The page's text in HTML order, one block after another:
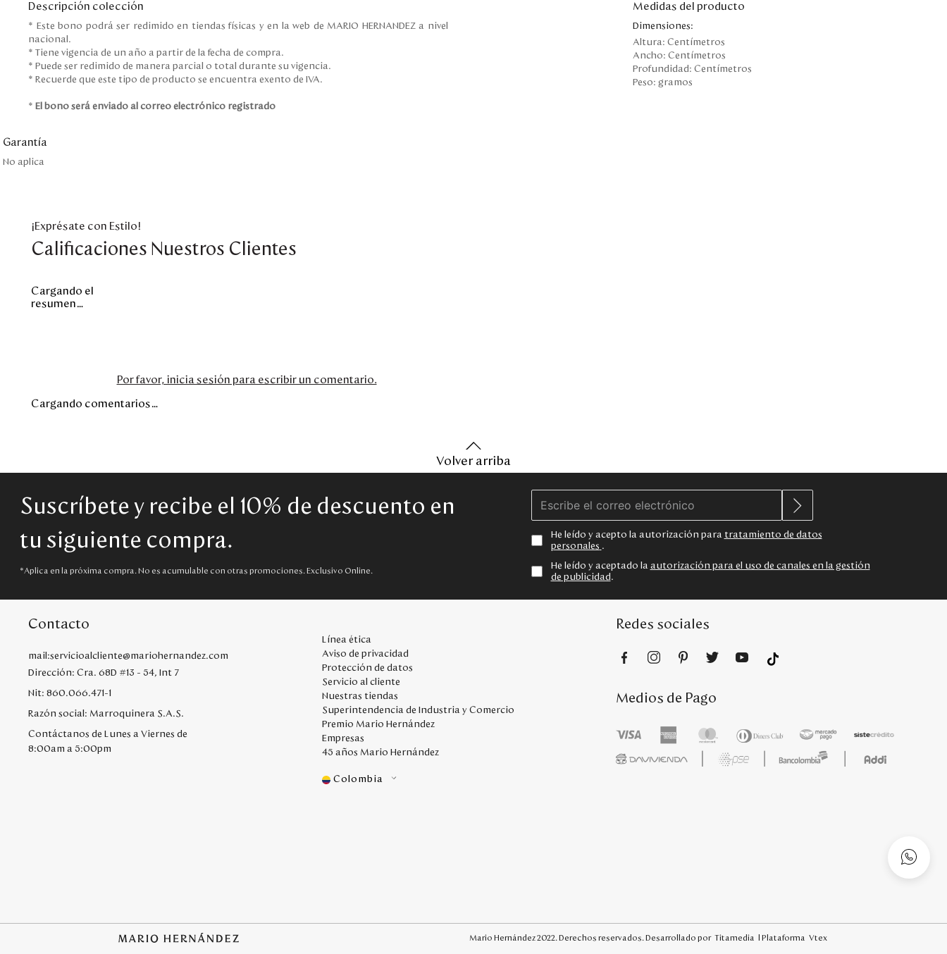
Descripción colección
* Este bono podrá ser redimido en tiendas físicas y en la web de MARIO HERNANDEZ a nivel
nacional.
* Tiene vigencia de un año a partir de la fecha de compra.
* Puede ser redimido de manera parcial o total durante su vigencia.
* Recuerde que este tipo de producto se encuentra exento de IVA.
* El bono será enviado al correo electrónico registrado
Garantía
No aplica
Medidas del producto
Dimensiones:
Altura:Centímetros
Ancho:Centímetros
Profundidad:Centímetros
Peso:gramos
¡Exprésate con Estilo!
Calificaciones Nuestros Clientes
Cargando el
resumen…
Por favor, inicia sesión para escribir un comentario.
Cargando comentarios…
Volver arriba
Suscríbete y recibe el 10% de descuento en
tu siguiente compra.
*Aplica en la próxima compra. No es acumulable con otras promociones. Exclusivo Online.
He leído y acepto la autorización para tratamiento de datos
personales .
He leído y aceptado la autorización para el uso de canales en la gestión
de publicidad .
Contacto
mail:servicioalcliente@mariohernandez.com
Dirección: Cra. 68D #13 - 54, Int 7
Nit: 860.066.471-1
Razón social: Marroquinera S.A.S.
Contáctanos de Lunes a Viernes de
8:00am a 5:00pm
Línea ética
Aviso de privacidad
Protección de datos
Servicio al cliente
Nuestras tiendas
Superintendencia de Industria y Comercio
Premio Mario Hernández
Empresas
45 años Mario Hernández
Colombia
Redes sociales
Medios de Pago
Mario Hernández 2022. Derechos reservados. Desarrollado por Titamedia l Plataforma Vtex